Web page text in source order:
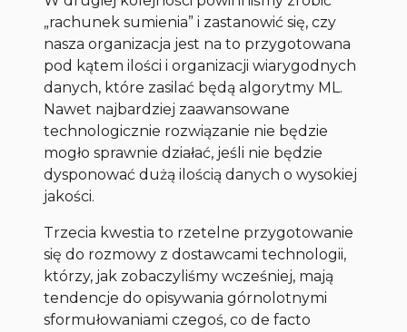
„rachunek sumienia” i zastanowić się, czy
nasza organizacja jest na to przygotowana
pod kątem ilości i organizacji wiarygodnych
danych, które zasilać będą algorytmy ML.
Nawet najbardziej zaawansowane
technologicznie rozwiązanie nie będzie
mogło sprawnie działać, jeśli nie będzie
dysponować dużą ilością danych o wysokiej
jakości.
Trzecia kwestia to rzetelne przygotowanie
się do rozmowy z dostawcami technologii,
którzy, jak zobaczyliśmy wcześniej, mają
tendencje do opisywania górnolotnymi
sformułowaniami czegoś, co de facto